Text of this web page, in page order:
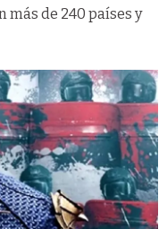
más de 240 países y